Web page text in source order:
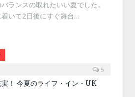
ランスの取れたいい夏でした。
いて2日後にすぐ舞台…
5
！ 今夏のライフ・イン・UK